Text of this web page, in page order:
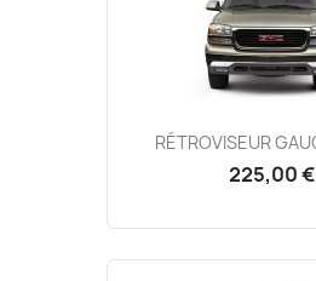
RÉTROVISEUR
225,00 €